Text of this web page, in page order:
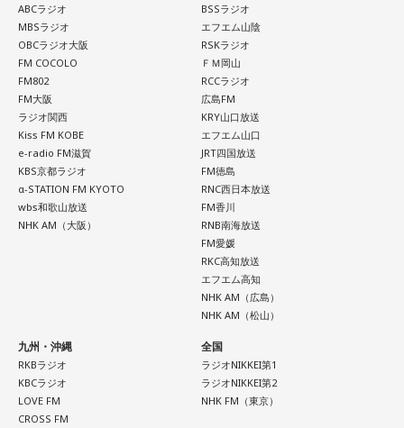
【8位】双子座（ふたご座）
心の奥にしまっていたものが浮かび上がりやすい日。過去の
人間関係や手放したはずの気持ちが顔を出すかもしれません
が、無理に蓋をしなくて大丈夫。今の自分として受け止め直
すことで、気持ちが軽くなりそうです。お寺に足を運ぶと心
が静まるはず。
【9位】水瓶座（みずがめ座）
心地よく整えると良い日。散らかっている場所を片づけた
り、インテリアを少し変えてみたりすると気持ちに余裕が生
まれそうです。小さなことでも、感謝を言葉にすると空気が
やわらぐはず。お気に入りのグラスで飲み物を楽しんでみま
【10位】牡羊座（おひつじ座）
お金の使い方に注意したい日。小さな出費が積み重なりやす
いので、財布を開く前にひと呼吸おくことを意識して。新し
いスキルや資格への投資は、今日は情報収集にとどめておく
のが無難。光るものを身につけると気持ちが引き締まりそ
う。
ABCラジオ
MBSラジオ
OBCラジオ大阪
FM COCOLO
FM802
FM大阪
ラジオ関西
Kiss FM KOBE
e-radio FM滋賀
KBS京都ラジオ
α-STATION FM KYOTO
wbs和歌山放送
NHK AM（大阪）
BSSラジオ
エフエム山陰
RSKラジオ
ＦＭ岡山
RCCラジオ
広島FM
KRY山口放送
エフエム山口
JRT四国放送
FM徳島
RNC西日本放送
FM香川
RNB南海放送
FM愛媛
RKC高知放送
エフエム高知
NHK AM（広島）
NHK AM（松山）
九州・沖縄
RKBラジオ
KBCラジオ
LOVE FM
CROSS FM
全国
ラジオNIKKEI第1
ラジオNIKKEI第2
NHK FM（東京）